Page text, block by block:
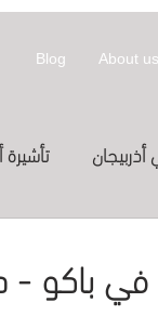
About us
Blog
تأشيرة
باكو -